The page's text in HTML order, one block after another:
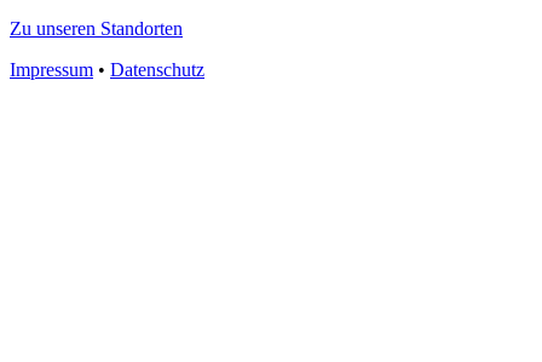
Zu unseren Standorten
Impressum • Datenschutz